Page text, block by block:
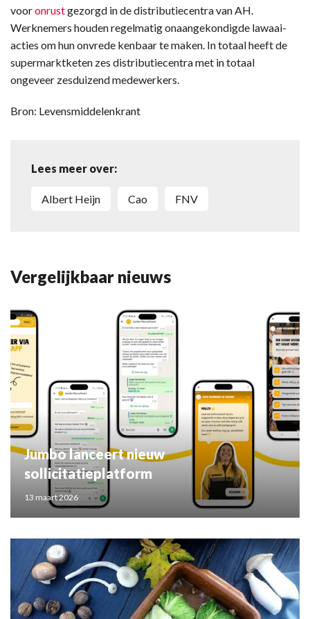
vooronrustgezorgd in de distributiecentra van AH.
Werknemers houden regelmatig onaangekondigde lawaai-
acties om hun onvrede kenbaar te maken. In totaal heeft de
supermarktketen zes distributiecentra met in totaal
ongeveer zesduizend medewerkers.
Bron: Levensmiddelenkrant
Lees meer over:
Albert Heijn Cao FNV
Vergelijkbaar nieuws
Jumbo lanceert nieuw
sollicitatieplatform
13 maart 2026